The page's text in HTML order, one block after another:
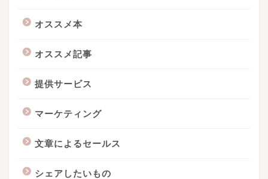
オススメ本
オススメ記事
提供サービス
マーケティング
文章によるセールス
シェアしたいもの